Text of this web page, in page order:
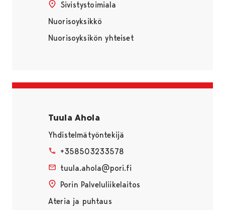
Sivistystoimiala
Nuorisoyksikkö
Nuorisoyksikön yhteiset
Tuula Ahola
Yhdistelmätyöntekijä
+358503233578
tuula.ahola@pori.fi
Porin Palveluliikelaitos
Ateria ja puhtaus